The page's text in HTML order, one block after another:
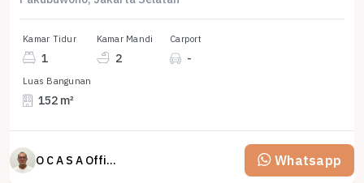
Kamar Tidur
1
Kamar Mandi
2
Carport
-
Luas Bangunan
152 m²
O C A S A Official property perfected Whatsapp